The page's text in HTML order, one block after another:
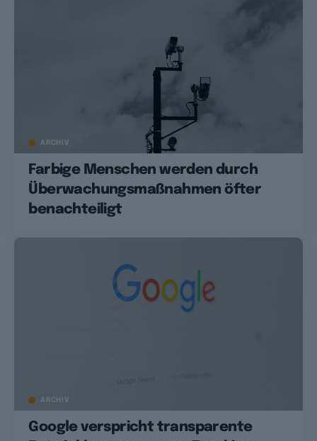
ARCHIV
Farbige Menschen werden durch
Überwachungsmaßnahmen öfter
benachteiligt
ARCHIV
Google verspricht transparente